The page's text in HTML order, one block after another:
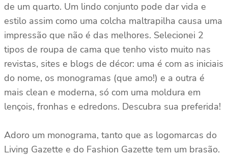
de um quarto. Um lindo conjunto pode dar vida e
estilo assim como uma colcha maltrapilha causa uma
impressão que não é das melhores. Selecionei 2
tipos de roupa de cama que tenho visto muito nas
revistas, sites e blogs de décor: uma é com as iniciais
do nome, os monogramas (que amo!) e a outra é
mais clean e moderna, só com uma moldura em
lençois, fronhas e edredons. Descubra sua preferida!
Adoro um monograma, tanto que as logomarcas do
Living Gazette e do Fashion Gazette tem um brasão.